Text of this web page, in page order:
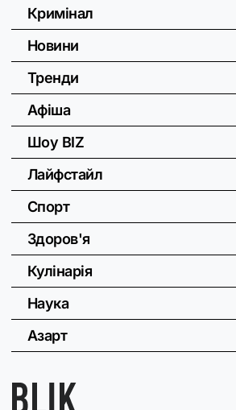
Кримінал
Новини
Тренди
Афіша
Шоу BIZ
Лайфстайл
Спорт
Здоров'я
Кулінарія
Наука
Азарт